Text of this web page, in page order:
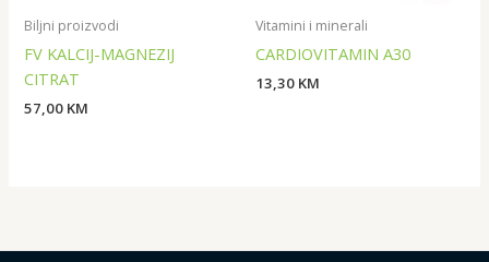
Biljni proizvodi
FV KALCIJ-MAGNEZIJ
CITRAT
57,00 KM
Vitamini i minerali
CARDIOVITAMIN A30
13,30 KM